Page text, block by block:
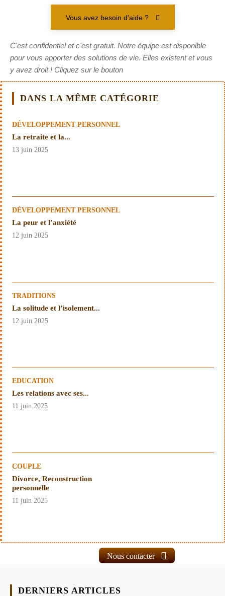
Vous avez besoin d'aide ?
C'est confidentiel et c'est gratuit. Notre équipe est disponible
pour vous apporter des solutions de vie. Elles existent et vous
y avez droit ! Cliquez sur le bouton
DANS LA MÊME CATÉGORIE
DÉVELOPPEMENT PERSONNEL
La retraite et la...
13 juin 2025
DÉVELOPPEMENT PERSONNEL
La peur et l’anxiété
12 juin 2025
TRADITIONS
La solitude et l’isolement...
12 juin 2025
EDUCATION
Les relations avec ses...
11 juin 2025
COUPLE
Divorce, Reconstruction
personnelle
11 juin 2025
Nous contacter
DERNIERS ARTICLES